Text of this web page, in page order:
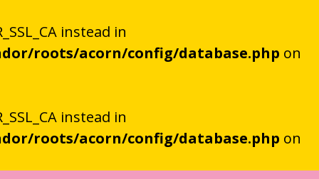
instead in
roots/acorn/config/database.php on
instead in
roots/acorn/config/database.php on